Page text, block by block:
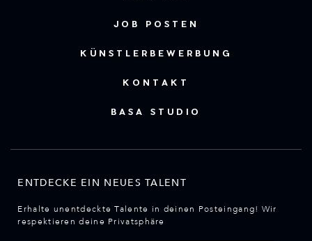
JOB POSTEN
KÜNSTLERBEWERBUNG
KONTAKT
BASA STUDIO
ENTDECKE EIN NEUES TALENT
Erhalte unentdeckte Talente in deinen Posteingang! Wir
respektieren deine Privatsphäre